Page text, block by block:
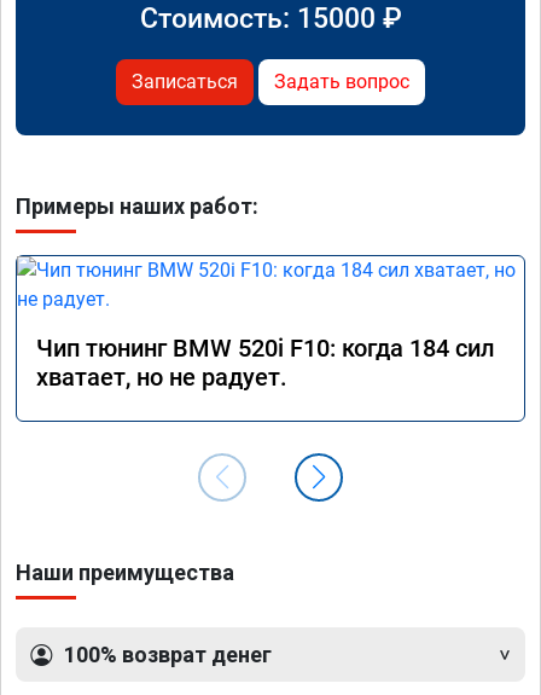
Стоимость: 15000 ₽
Записаться Задать вопрос
Примеры наших работ:
Чип тюнинг BMW 520i F10: когда 184 сил
хватает, но не радует.
Наши преимущества
100% возврат денег